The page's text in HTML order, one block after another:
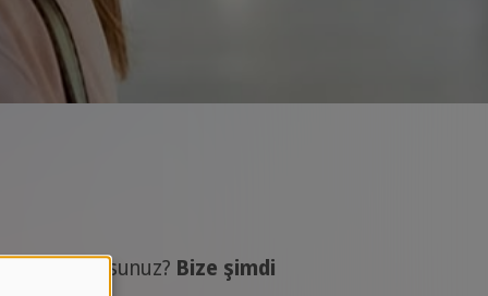
mi istiyorsunuz? Bize şimdi